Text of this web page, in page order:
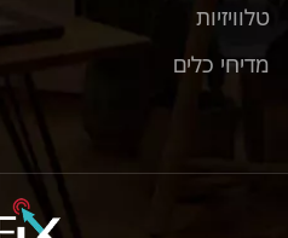
טלוויזיות
מדיחי כלים